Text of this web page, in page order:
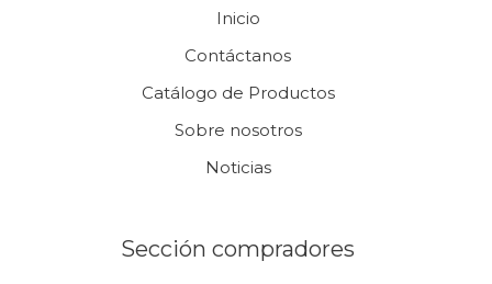
Inicio
Contáctanos
Catálogo de Productos
Sobre nosotros
Noticias
Sección compradores